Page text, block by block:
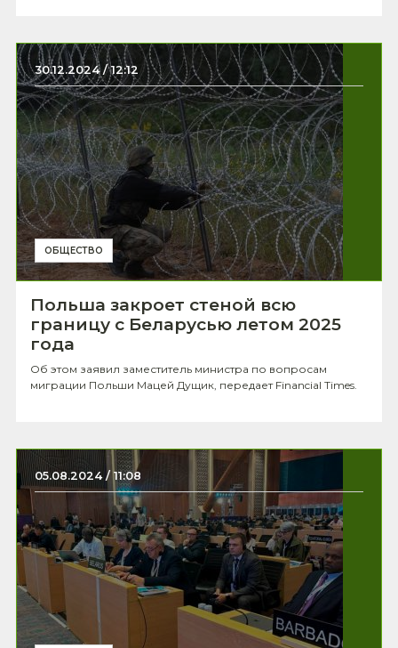
30.12.2024 / 12:12
ОБЩЕСТВО
Польша закроет стеной всю
границу с Беларусью летом 2025
года
Об этом заявил заместитель министра по вопросам
миграции Польши Мацей Дущик, передает Financial Times.
05.08.2024 / 11:08